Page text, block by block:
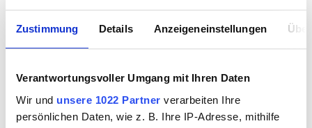
Zustimmung Details Anzeigeneinstellungen
Verantwortungsvoller Umgang mit Ihren Daten
Wir und unsere 1022 Partner verarbeiten Ihre
persönlichen Daten, wie z. B. Ihre IP-Adresse, mithilfe